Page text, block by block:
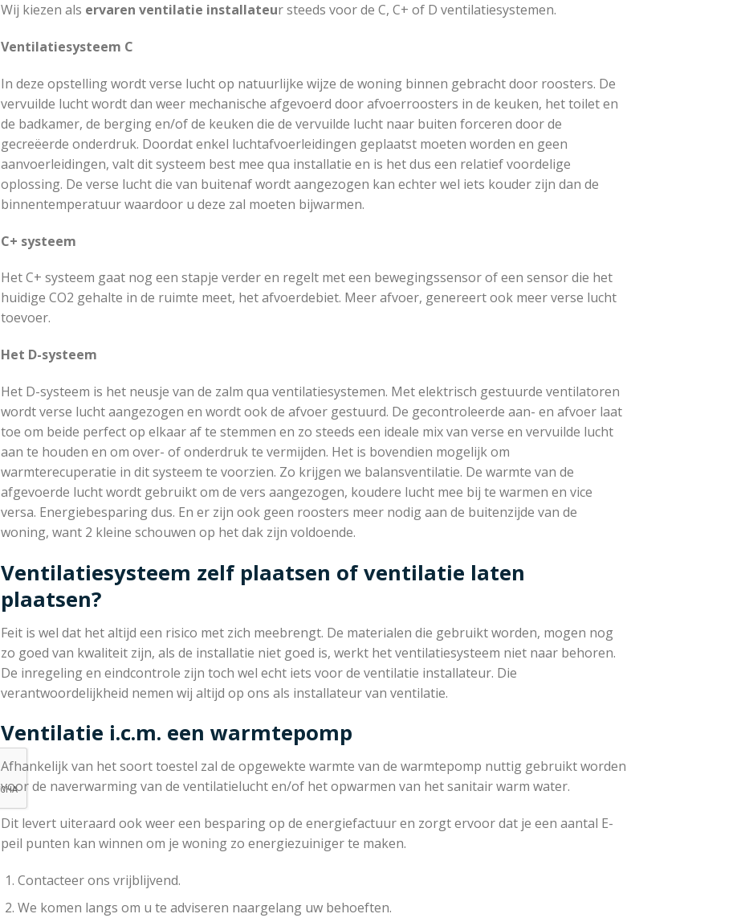
Wij kiezen als ervaren ventilatie installateur steeds voor de C, C+ of D ventilatiesystemen.
Ventilatiesysteem C
In deze opstelling wordt verse lucht op natuurlijke wijze de woning binnen gebracht door roosters. De
vervuilde lucht wordt dan weer mechanische afgevoerd door afvoerroosters in de keuken, het toilet en
de badkamer, de berging en/of de keuken die de vervuilde lucht naar buiten forceren door de
gecreëerde onderdruk. Doordat enkel luchtafvoerleidingen geplaatst moeten worden en geen
aanvoerleidingen, valt dit systeem best mee qua installatie en is het dus een relatief voordelige
oplossing. De verse lucht die van buitenaf wordt aangezogen kan echter wel iets kouder zijn dan de
binnentemperatuur waardoor u deze zal moeten bijwarmen.
C+ systeem
Het C+ systeem gaat nog een stapje verder en regelt met een bewegingssensor of een sensor die het
huidige CO2 gehalte in de ruimte meet, het afvoerdebiet. Meer afvoer, genereert ook meer verse lucht
toevoer.
Het D-systeem
Het D-systeem is het neusje van de zalm qua ventilatiesystemen. Met elektrisch gestuurde ventilatoren
wordt verse lucht aangezogen en wordt ook de afvoer gestuurd. De gecontroleerde aan- en afvoer laat
toe om beide perfect op elkaar af te stemmen en zo steeds een ideale mix van verse en vervuilde lucht
aan te houden en om over- of onderdruk te vermijden. Het is bovendien mogelijk om
warmterecuperatie in dit systeem te voorzien. Zo krijgen we balansventilatie. De warmte van de
afgevoerde lucht wordt gebruikt om de vers aangezogen, koudere lucht mee bij te warmen en vice
versa. Energiebesparing dus. En er zijn ook geen roosters meer nodig aan de buitenzijde van de
woning, want 2 kleine schouwen op het dak zijn voldoende.
Ventilatiesysteem zelf plaatsen of ventilatie laten
plaatsen?
Feit is wel dat het altijd een risico met zich meebrengt. De materialen die gebruikt worden, mogen nog
zo goed van kwaliteit zijn, als de installatie niet goed is, werkt het ventilatiesysteem niet naar behoren.
De inregeling en eindcontrole zijn toch wel echt iets voor de ventilatie installateur. Die
verantwoordelijkheid nemen wij altijd op ons als installateur van ventilatie.
Ventilatie i.c.m. een warmtepomp
Afhankelijk van het soort toestel zal de opgewekte warmte van de warmtepomp nuttig gebruikt worden
voor de naverwarming van de ventilatielucht en/of het opwarmen van het sanitair warm water.
Dit levert uiteraard ook weer een besparing op de energiefactuur en zorgt ervoor dat je een aantal E-
peil punten kan winnen om je woning zo energiezuiniger te maken.
Contacteer ons vrijblijvend.
We komen langs om u te adviseren naargelang uw behoeften.